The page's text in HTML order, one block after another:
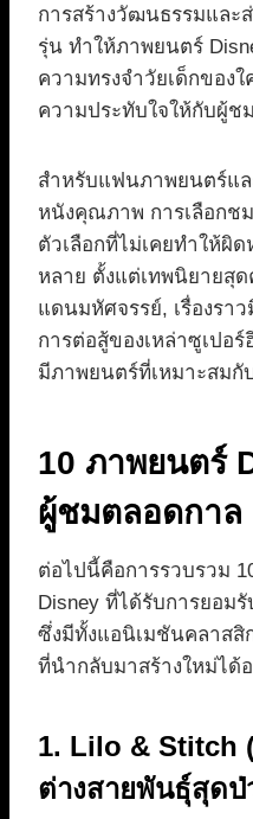
การสร้างวัฒนธรรมและ
รุ่น ทำให้ภาพยนตร์
ความทรงจำวัยเด็กของ
ความประทับใจให้กับผู้ช
สำหรับแฟนภาพยนตร์แล
หนังคุณภาพ การเลือกช
ตัวเลือกที่ไม่เคยทำให้ผิ
หลาย ตั้งแต่เทพนิยายสุ
แดนมหัศจรรย์, เรื่องรา
การต่อสู้ของเหล่าซูเปอ
มีภาพยนตร์ที่เหมาะสม
10 ภาพยนตร์
ผู้ชมตลอดกาล
ต่อไปนี้คือการรวบรวม
Disney ที่ได้รับการยอม
ซึ่งมีทั้งแอนิเมชันคลาสสิ
ที่นำกลับมาสร้างใหม่ได้
1. Lilo & Stitch
ต่างสายพันธุ์สุดป่